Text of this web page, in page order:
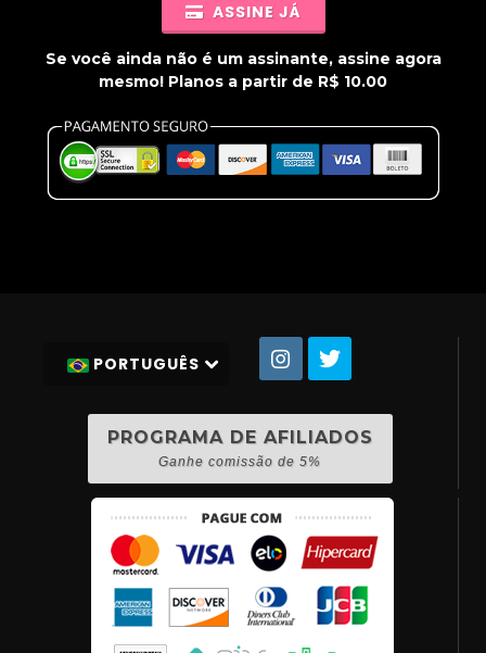
ASSINE JÁ
Se você ainda não é um assinante, assine agora
mesmo! Planos a partir de R$ 10.00
PORTUGUÊS
PROGRAMA DE AFILIADOS
Ganhe comissão de 5%